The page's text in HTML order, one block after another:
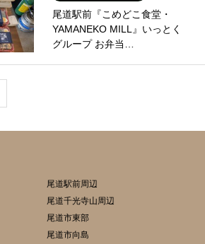
尾道駅前『こめどこ食堂・
YAMANEKO MILL』いっとく
グループ お弁当…
尾道駅前周辺
尾道千光寺山周辺
尾道市東部
尾道市向島